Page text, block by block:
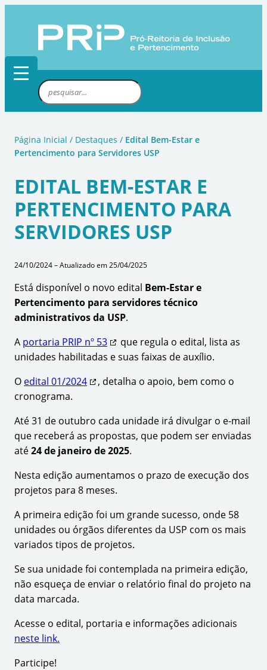
conteúdo
P
e
s
u
a
r
Página Inicial / Destaques / Edital Bem-Estar e
Pertencimento para Servidores USP
EDITAL BEM-ESTAR E
PERTENCIMENTO PARA
SERVIDORES USP
24/10/2024 – Atualizado em 25/04/2025
Está disponível o novo edital Bem-Estar e
Pertencimento para servidores técnico
administrativos da USP.
A portaria PRIP nº 53
que regula o edital, lista as
unidades habilitadas e suas faixas de auxílio.
O edital 01/2024
, detalha o apoio, bem como o
cronograma.
Até 31 de outubro cada unidade irá divulgar o e-mail
que receberá as propostas, que podem ser enviadas
até24 de janeiro de 2025.
Nesta edição aumentamos o prazo de execução dos
projetos para 8 meses.
A primeira edição foi um grande sucesso, onde 58
unidades ou órgãos diferentes da USP com os mais
variados tipos de projetos.
Se sua unidade foi contemplada na primeira edição,
não esqueça de enviar o relatório final do projeto na
data marcada.
Acesse o edital, portaria e informações adicionais
neste link.
Participe!